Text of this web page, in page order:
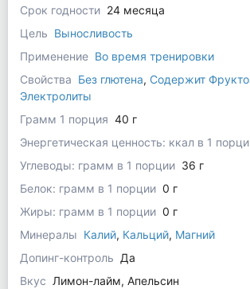
Срок годности 24 месяца
Цель Выносливость
Применение Во время тренировки
Свойства Без глютена, Содержит
Электролиты
Грамм 1 порция 40 г
Энергетическая ценность: ккал в 1
Углеводы: грамм в 1 порции 36 г
Белок: грамм в 1 порции 0 г
Жиры: грамм в 1 порции 0 г
Минералы Калий, Кальций, Магний
Допинг-контроль Да
Вкус Лимон-лайм, Апельсин